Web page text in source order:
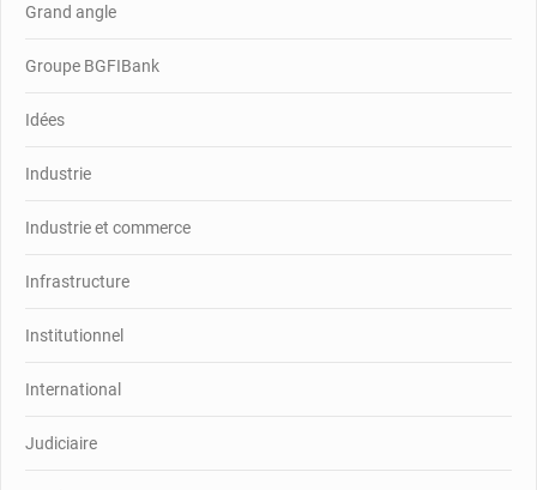
Grand angle
Groupe BGFIBank
Idées
Industrie
Industrie et commerce
Infrastructure
Institutionnel
International
Judiciaire